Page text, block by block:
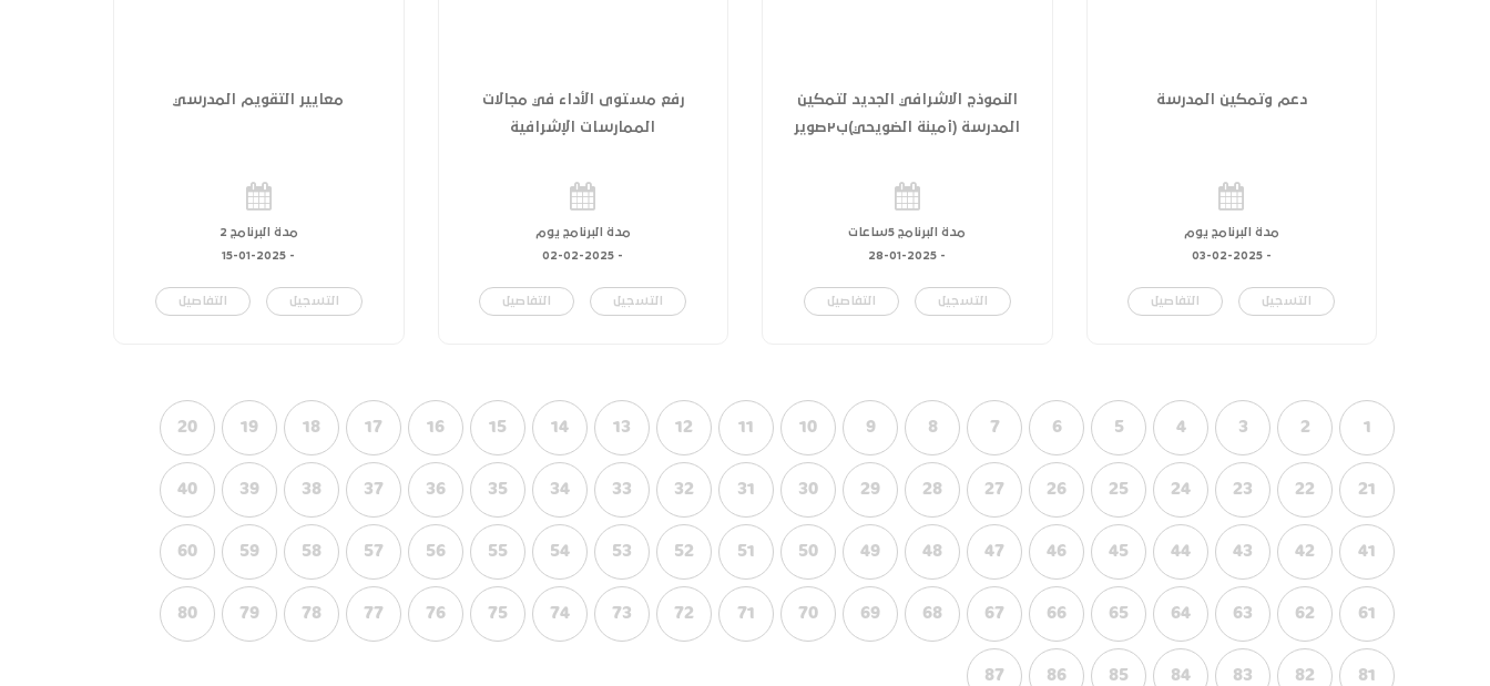
دعم وتمكين المدرسة
مدة البرنامج يوم
-
03-02-2025
التسجيل التفاصيل
النموذج الاشرافي الجديد لتمكين
المدرسة (أمينة الضويحي)ب٢صوير
مدة البرنامج 5ساعات
-
28-01-2025
التسجيل التفاصيل
رفع مستوى الأداء في مجالات
الممارسات الإشرافية
مدة البرنامج يوم
-
02-02-2025
التسجيل التفاصيل
معايير التقويم المدرسي
مدة البرنامج 2
-
15-01-2025
التسجيل التفاصيل
1
2
3
4
5
6
7
8
9
10
11
12
13
14
15
16
17
18
19
20
21
22
23
24
25
26
27
28
29
30
31
32
33
34
35
36
37
38
39
40
41
42
43
44
45
46
47
48
49
50
51
52
53
54
55
56
57
58
59
60
61
62
63
64
65
66
67
68
69
70
71
72
73
74
75
76
77
78
79
80
81
82
83
84
85
86
87